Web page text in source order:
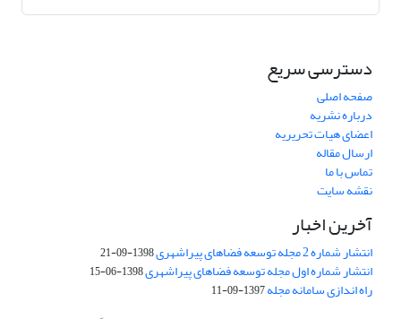
دسترسی سریع
صفحه اصلی
درباره نشریه
اعضای هیات تحریریه
ارسال مقاله
تماس با ما
نقشه سایت
آخرین اخبار
انتشار شماره 2 مجله توسعه فضاهای پیراشهری 1398-09-21
انتشار شماره اول مجله توسعه فضاهای پیراشهری1398-06-15
راه اندازی سامانه مجله1397-09-11